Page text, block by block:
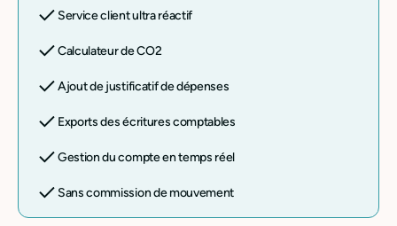
Service client ultra réactif
Calculateur de CO2
Ajout de justificatif de dépenses
Exports des écritures comptables
Gestion du compte en temps réel
Sans commission de mouvement